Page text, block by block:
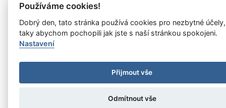
Používáme cookies!
Dobrý den, tato stránka používá cookies pro nezbytné
taky abychom pochopili jak jste s naší stránkou spokojeni.
Nastavení
Přijmout vše
Odmítnout vše